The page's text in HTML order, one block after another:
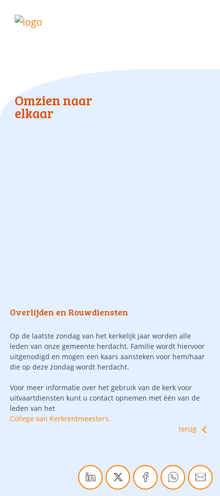
Omzien naar
elkaar
Overlijden en Rouwdiensten
Op de laatste zondag van het kerkelijk jaar worden alle
leden van onze gemeente herdacht. Familie wordt hiervoor
uitgenodigd en mogen een kaars aansteken voor hem/haar
die op deze zondag wordt herdacht.
Voor meer informatie over het gebruik van de kerk voor
uitvaartdiensten kunt u contact opnemen met één van de
leden van het
College van Kerkrentmeesters.
terug